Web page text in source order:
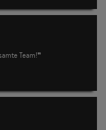
Team!❞